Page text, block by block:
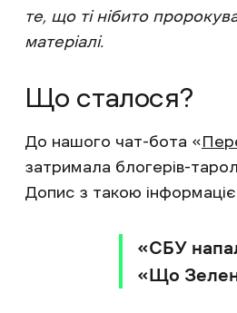
те, що ті нібито
матеріалі.
Що сталося?
До нашого чат-бота «
затримала блогерів-
Допис з такою
«СБУ
«Що